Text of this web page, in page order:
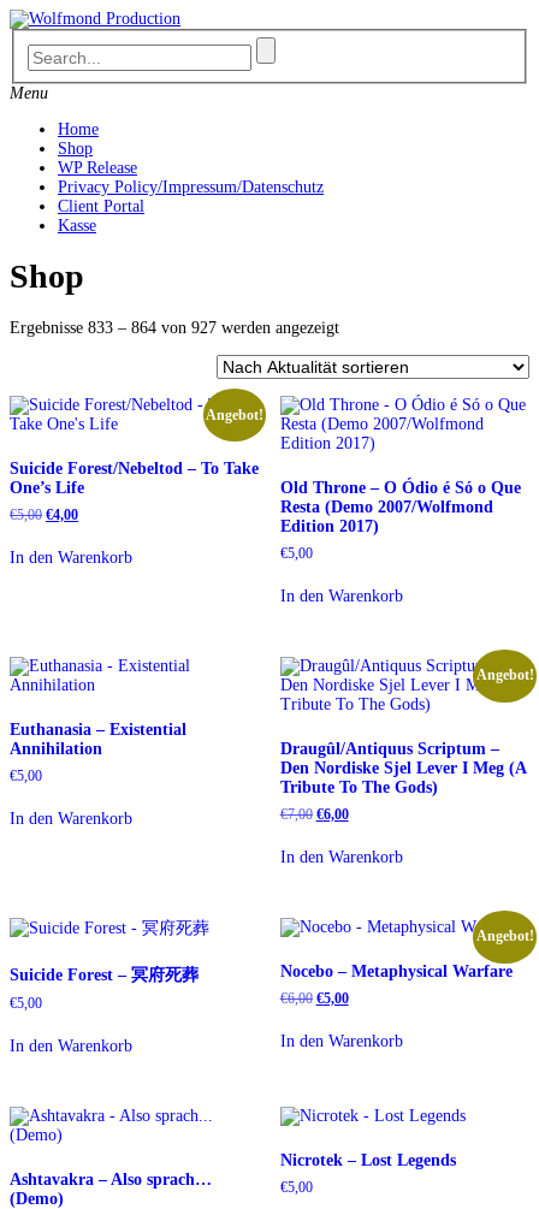
Skip
to
content
Menu
Home
Shop
WP Release
Privacy Policy/Impressum/Datenschutz
Client Portal
Kasse
Shop
Ergebnisse 833 – 864 von 927 werden angezeigtNach
sortiert
Angebot!
Suicide Forest/Nebeltod – To Take
One’s Life
€5,00 Ursprünglicher
war:
€5,00
€4,00Aktueller
€4,00.
In den Warenkorb
Old Throne – O Ódio é Só o Que
Resta (Demo 2007/Wolfmond
Edition 2017)
€5,00
In den Warenkorb
Euthanasia – Existential
Annihilation
€5,00
In den Warenkorb
Angebot!
Draugûl/Antiquus Scriptum –
Den Nordiske Sjel Lever I Meg (A
Tribute To The Gods)
€7,00 Ursprünglicher
war:
€7,00
€6,00Aktueller
€6,00.
In den Warenkorb
Suicide Forest – 冥府死葬
€5,00
In den Warenkorb
Angebot!
Nocebo – Metaphysical Warfare
€6,00 Ursprünglicher
war:
€6,00
€5,00Aktueller
€5,00.
In den Warenkorb
Ashtavakra – Also sprach…
(Demo)
Nicrotek – Lost Legends
€5,00